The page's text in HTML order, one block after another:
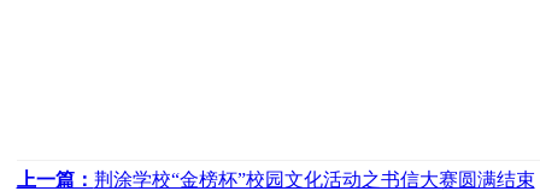
上一篇： 荆涂学校“金榜杯”校园文化活动之书信大赛圆满结束